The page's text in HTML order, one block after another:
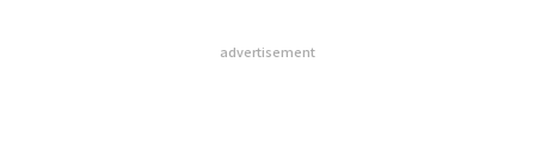
advertisement